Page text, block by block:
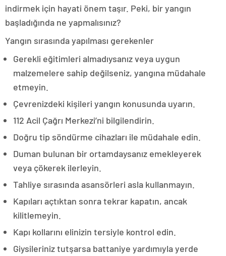
indirmek için hayati önem taşır. Peki, bir yangın
başladığında ne yapmalısınız?
Yangın sırasında yapılması gerekenler
Gerekli eğitimleri almadıysanız veya uygun
malzemelere sahip değilseniz, yangına müdahale
etmeyin.
Çevrenizdeki kişileri yangın konusunda uyarın.
112 Acil Çağrı Merkezi’ni bilgilendirin.
Doğru tip söndürme cihazları ile müdahale edin.
Duman bulunan bir ortamdaysanız emekleyerek
veya çökerek ilerleyin.
Tahliye sırasında asansörleri asla kullanmayın.
Kapıları açtıktan sonra tekrar kapatın, ancak
kilitlemeyin.
Kapı kollarını elinizin tersiyle kontrol edin.
Giysileriniz tutşarsa battaniye yardımıyla yerde